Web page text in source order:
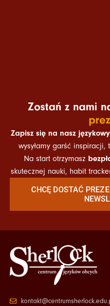
Zostań z nami
Zapisz się na nasz
wysyłamy garść inspiracji,
Na start otrzymasz
skutecznej nauki, habit
CHCĘ DOSTAĆ